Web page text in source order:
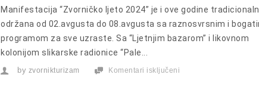
Manifestacija “Zvorničko ljeto 2024” je i ove godine
održana od 02.avgusta do 08.avgusta sa raznosvrsnim i
programom za sve uzraste. Sa “Ljetnjim bazarom” i likovnom
kolonijom slikarske radionice “Pale...
by zvornikturizam Komentari isključeni